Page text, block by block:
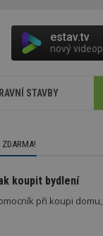
estav.tv
nový
STAVBY
ZDARMA!
koupit bydlení
při koupi